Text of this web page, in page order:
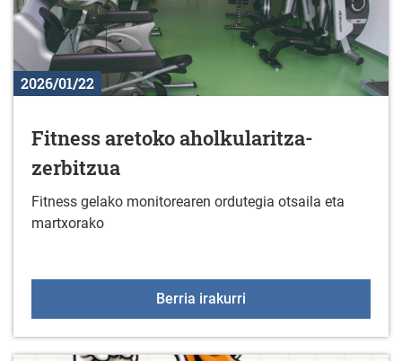
2026/01/22
Fitness aretoko aholkularitza-
zerbitzua
Fitness gelako monitorearen ordutegia otsaila eta
martxorako
Berria irakurri